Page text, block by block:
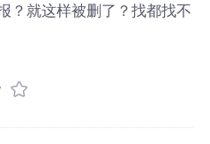
？就这样被删了？找都找不